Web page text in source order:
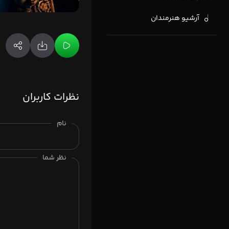
آرشیو هنرمندان
نظرات کاربران
نام
نظر شما